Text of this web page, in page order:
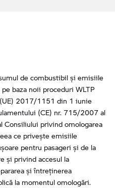
de combustibil şi emisiile
baza noii proceduri WLTP
2017/1151 din 1 iunie
(CE) nr. 715/2007 al
Consiliului privind omologarea
ce priveşte emisiile
pentru pasageri şi de la
şi privind accesul la
şi întreţinerea
la momentul omologări.